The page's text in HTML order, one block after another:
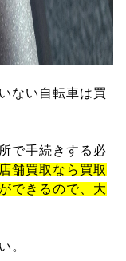
ない自転車は買
で手続きする必
舗買取なら買取
できるので、大
。